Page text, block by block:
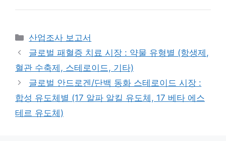
Categories
산업조사 보고서
글로벌 패혈증 치료 시장 : 약물 유형별 (항생제,
혈관 수축제, 스테로이드, 기타)
글로벌 안드로겐/단백 동화 스테로이드 시장 :
합성 유도체별 (17 알파 알킬 유도체, 17 베타 에스
테르 유도체)